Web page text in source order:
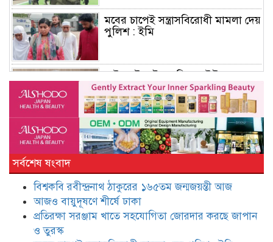
মবের চাপেই সন্ত্রাসবিরোধী মামলা দেয়
পুলিশ : ইমি
মাইলস্টোন ট্র্যাজেডি: ড. ইউনূসসহ ১৬
জনের বিরুদ্ধে মামলার আবেদন খারিজ
সাংবাদিক হওয়ার নীতিমালা চান
ডিসিরা : ডা. জাহেদ উর রহমান
মুফতি আমির হামজাকে উদ্দেশ করে
‘ভুয়া ভুয়া’ স্লোগান
সর্বশেষ ষংবাদ
বিশ্বকবি রবীন্দ্রনাথ ঠাকুরের ১৬৫তম জন্মজয়ন্তী আজ
আজও বায়ুদূষণে শীর্ষে ঢাকা
প্রতিরক্ষা সরঞ্জাম খাতে সহযোগিতা জোরদার করছে জাপান
ও তুরস্ক